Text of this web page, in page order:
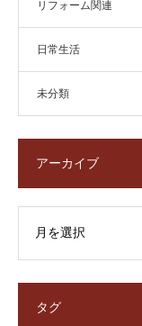
リフォーム関連
日常生活
未分類
アーカイブ
タグ